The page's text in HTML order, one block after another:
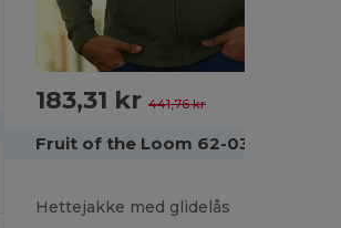
183,31 kr441,76 kr
Fruit of the Loom 62-034-0
Hettejakke med glidelås